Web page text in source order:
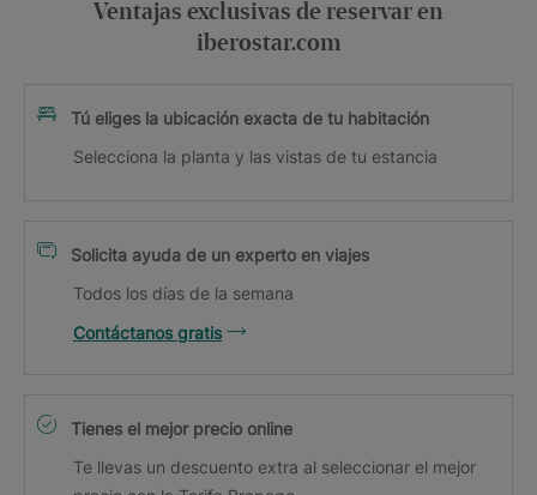
Ventajas exclusivas de reservar en
iberostar.com
Tú eliges la ubicación exacta de tu habitación
Selecciona la planta y las vistas de tu estancia
Solicita ayuda de un experto en viajes
Todos los días de la semana
Contáctanos gratis
Tienes el mejor precio online
Te llevas un descuento extra al seleccionar el mejor